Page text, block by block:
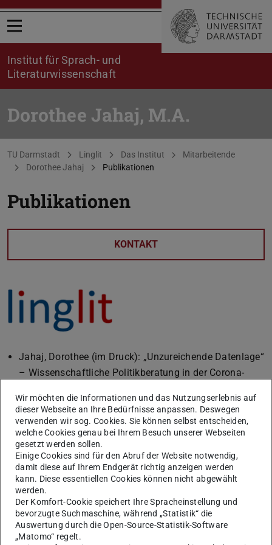
Menü öffnen
Institut für Sprach- und
Literaturwissenschaft
Dorothee Jahaj, M.A.
Sie befinden sich hier:
TU Darmstadt Linglit Das Institut
Mitarbeitende
Dorothee Jahaj
Publikationen
Publikationen
KONTAKT
Jahaj, Dorothee (im Druck): „Unzureichende Datenlage“
– Wissenschaftliche Politikberatung in der Corona-
Leopoldina. Erscheint in: Honnacker, Ana; Prugger,
Julian & Reder, Michael (Hrsg): Welches Wissen (und
welche Wissenschaft) braucht die Politik?
Herausforderungen wissensbasierter Demokratie.
Berlin/Boston: De Gruyter.
Jahaj, Dorothee (2023): Wissenschaftliche
Politikberatung in der Corona-Pandemie – eine
diskursive Momentaufnahme? In: Pappert, Steffen;
Roth, Kersten Sven (Hrsg.): Zeitlichkeit in der
Wir möchten die Informationen und das Nutzungserlebnis auf
dieser Webseite an Ihre Bedürfnisse anpassen. Deswegen
verwenden wir sog. Cookies. Sie können selbst entscheiden,
welche Cookies genau bei Ihrem Besuch unserer Webseiten
gesetzt werden sollen.
Einige Cookies sind für den Abruf der Website notwendig,
damit diese auf Ihrem Endgerät richtig anzeigen werden
kann. Diese essentiellen Cookies können nicht abgewählt
werden.
Der Komfort-Cookie speichert Ihre Spracheinstellung und
bevorzugte Suchmaschine, während „Statistik“ die
Auswertung durch die Open-Source-Statistik-Software
„Matomo“ regelt.